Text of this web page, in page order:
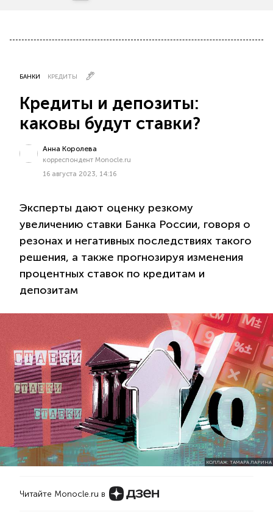
БАНКИ КРЕДИТЫ
Кредиты и депозиты:
каковы будут ставки?
Анна Королева
корреспондент Monocle.ru
16 августа 2023, 14:16
Эксперты дают оценку резкому
увеличению ставки Банка России, говоря о
резонах и негативных последствиях такого
решения, а также прогнозируя изменения
процентных ставок по кредитам и
депозитам
КОЛЛАЖ: ТАМАРА ЛАРИНА
Читайте Monocle.ru в